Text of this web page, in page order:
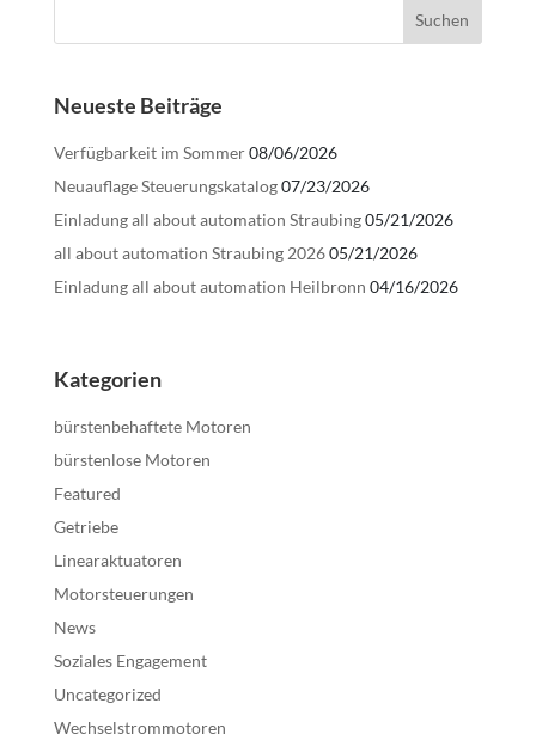
Neueste Beiträge
Verfügbarkeit im Sommer08/06/2026
Neuauflage Steuerungskatalog07/23/2026
Einladung all about automation Straubing05/21/2026
all about automation Straubing 202605/21/2026
Einladung all about automation Heilbronn 04/16/2026
Kategorien
bürstenbehaftete Motoren
bürstenlose Motoren
Featured
Getriebe
Linearaktuatoren
Motorsteuerungen
News
Soziales Engagement
Uncategorized
Wechselstrommotoren